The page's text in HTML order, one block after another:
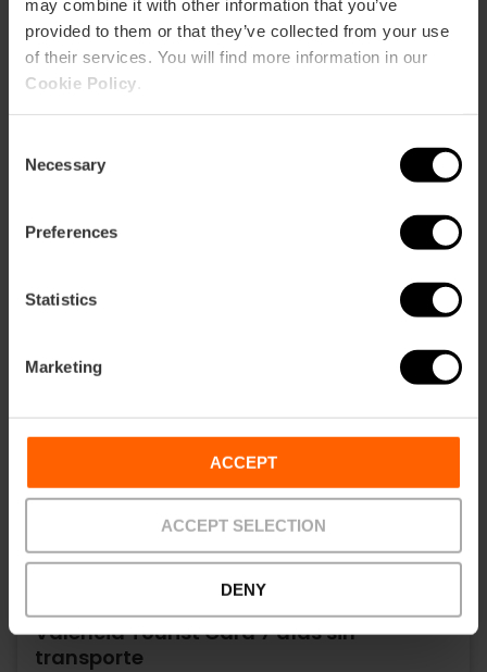
may combine it with other information that you’ve
provided to them or that they’ve collected from your use
of their services. You will find more information in our
Cookie Policy
Selection
Necessary
Preferences
Statistics
Marketing
ACCEPT
ACCEPT SELECTION
DENY
4 - 3 opiniones
Desde 19,00 €
Valencia Tourist Card 7 días sin
transporte